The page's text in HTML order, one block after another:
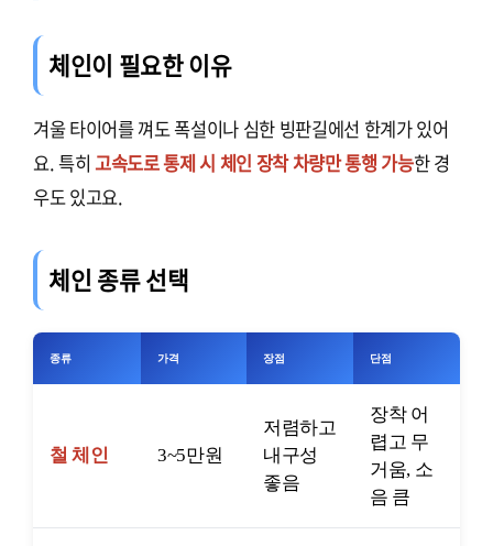
체인이 필요한 이유
겨울 타이어를 껴도 폭설이나 심한 빙판길에선 한계가 있어
요. 특히 고속도로 통제 시 체인 장착 차량만 통행 가능한 경
우도 있고요.
체인 종류 선택
종류 가격 장점 단점
철 체인 3~5만원
저렴하고
내구성
좋음
장착 어
렵고 무
거움, 소
음 큼